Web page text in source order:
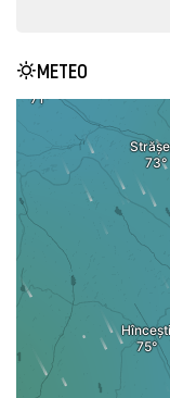
METEO